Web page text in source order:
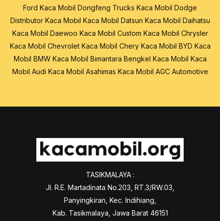
Ford Kaca Mobil Dongfeng Trucks Kaca Mobil Dodge
Distributor Kaca Mobil Kaca Mobil Datsun Kaca Mobil Daihatsu
Kaca Mobil Daewoo Kaca Mobil Custom Kaca Mobil Chrysler
Kaca Mobil Chevrolet Kaca Mobil Chery Kaca Mobil BYD Kaca
Mobil BMW Kaca Mobil Bimantara Bengkel Kaca Mobil Kaca
Mobil Audi Kaca Mobil Asahimas Kaca Mobil AGC Automotive
TASIKMALAYA :
Jl. R.E. Martadinata No.203, RT.3/RW.03,
Panyingkiran, Kec. Indihiang,
Kab. Tasikmalaya, Jawa Barat 46151